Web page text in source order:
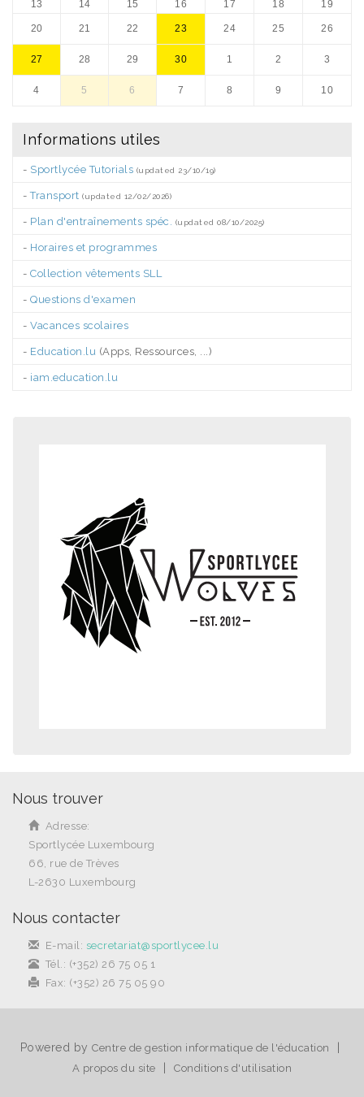
13 14 15 16 17 18 19
20 21 22 23 24 25 26
27 28 29 30 1 2 3
4 5 6 7 8 9 10
Informations utiles
- Sportlycée Tutorials (updated 23/10/19)
-Transport (updated 12/02/2026)
- Plan d'entraînements spéc. (updated 08/10/2025)
- Horaires et programmes
- Collection vêtements SLL
- Questions d'examen
- Vacances scolaires
- Education.lu (Apps, Ressources, ...)
- iam.education.lu
Nous trouver
Adresse:
Sportlycée Luxembourg
66, rue de Trèves
L-2630 Luxembourg
Nous contacter
E-mail: secretariat@sportlycee.lu
Tél.: (+352) 26 75 05 1
Fax: (+352) 26 75 05 90
Powered by Centre de gestion informatique de l'éducation
A propos du site Conditions d'utilisation